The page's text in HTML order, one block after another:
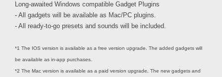
Long-awaited Windows compatible Gadget Plugins
- All gadgets will be available as Mac/PC plugins.
- All ready-to-go presets and sounds will be included.
*1 The IOS version is available as a free version upgrade. The added gadgets will
be available as in-app purchases.
*2 The Mac version is available as a paid version upgrade. The new gadgets and